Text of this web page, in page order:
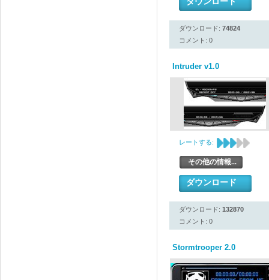
ダウンロード: 74824
コメント: 0
Intruder v1.0
レートする:
その他の情報...
ダウンロード
ダウンロード: 132870
コメント: 0
Stormtrooper 2.0